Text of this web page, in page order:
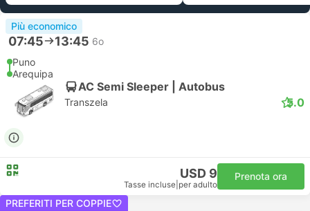
Più economico
07:45 13:45 6o
Puno
Arequipa
AC Semi Sleeper | Autobus
Transzela 5.0
USD 9
Tasse incluse per adulto
Prenota ora
PREFERITI PER COPPIE